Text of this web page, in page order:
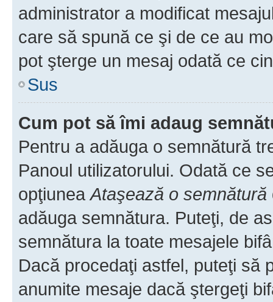
administrator a modificat
care să spună ce şi de ce au
pot şterge un mesaj odată ce
Sus
Cum pot să îmi adaug
Pentru a adăuga o semnătură
Panoul utilizatorului. Odată ce
opţiuneaAtaşează o semnătură
adăuga semnătura. Puteţi, de
semnătura la toate mesajele
Dacă procedaţi astfel, puteţi să
anumite mesaje dacă ştergeţi